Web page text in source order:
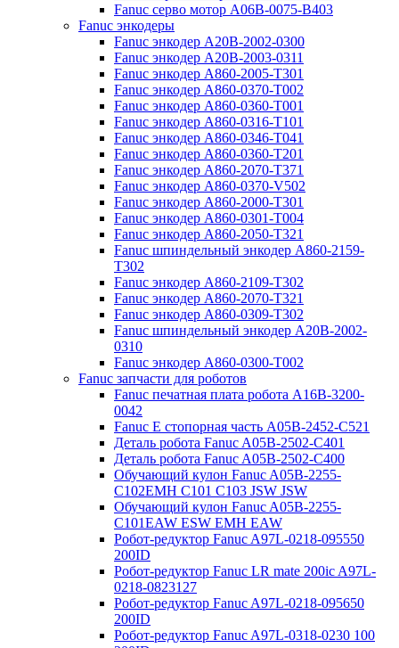
Fanuc серво мотор A06B-0075-B403
Fanuc энкодеры
Fanuc энкодер A20B-2002-0300
Fanuc энкодер A20B-2003-0311
Fanuc энкодер A860-2005-T301
Fanuc энкодер A860-0370-T002
Fanuc энкодер A860-0360-T001
Fanuc энкодер A860-0316-T101
Fanuc энкодер A860-0346-T041
Fanuc энкодер A860-0360-T201
Fanuc энкодер A860-2070-T371
Fanuc энкодер A860-0370-V502
Fanuc энкодер A860-2000-T301
Fanuc энкодер A860-0301-T004
Fanuc энкодер A860-2050-T321
Fanuc шпиндельный энкодер A860-2159-
T302
Fanuc энкодер A860-2109-T302
Fanuc энкодер A860-2070-T321
Fanuc энкодер A860-0309-T302
Fanuc шпиндельный энкодер A20B-2002-
0310
Fanuc энкодер A860-0300-T002
Fanuc запчасти для роботов
Fanuc печатная плата робота A16B-3200-
0042
Fanuc E стопорная часть A05B-2452-C521
Деталь робота Fanuc A05B-2502-C401
Деталь робота Fanuc A05B-2502-C400
Обучающий кулон Fanuc A05B-2255-
C102EMH C101 C103 JSW JSW
Обучающий кулон Fanuc A05B-2255-
C101EAW ESW EMH EAW
Робот-редуктор Fanuc A97L-0218-095550
200ID
Робот-редуктор Fanuc LR mate 200ic A97L-
0218-0823127
Робот-редуктор Fanuc A97L-0218-095650
200ID
Робот-редуктор Fanuc A97L-0318-0230 100